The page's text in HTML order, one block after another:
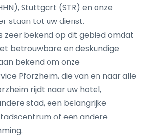
Stuttgart (STR) en onze
staan tot uw dienst.
zeer bekend op dit gebied omdat
betrouwbare en deskundige
bekend om onze
Pforzheim, die van en naar alle
rijdt naar uw hotel,
stad, een belangrijke
of een andere